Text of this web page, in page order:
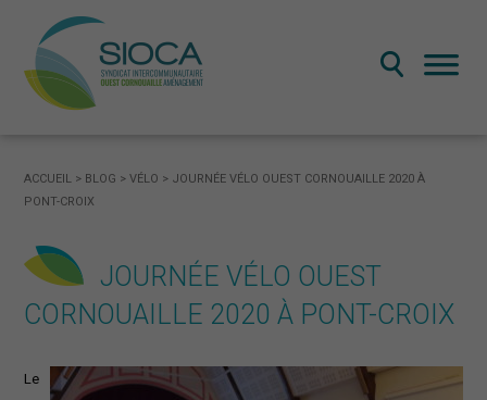
LE SYNDICAT MIXTE
Publications administratives
Qu’est-ce qu’un SCOT
ACCUEIL > BLOG >VÉLO > JOURNÉE VÉLO OUEST CORNOUAILLE 2020 À
PONT-CROIX
JOURNÉE VÉLO OUEST
CORNOUAILLE 2020 À PONT-CROIX
Le